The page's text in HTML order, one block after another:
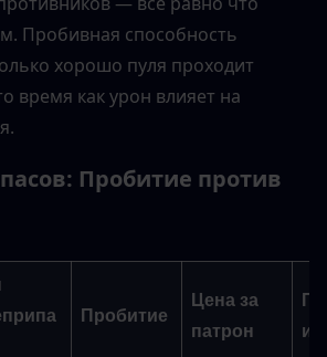
Пробивная способность
хорошо пуля проходит
время как урон влияет на
Пробитие против
Пробитие
Цена за
патрон
ие